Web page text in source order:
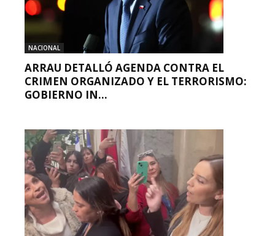
NACIONAL
ARRAU DETALLÓ AGENDA CONTRA EL
CRIMEN ORGANIZADO Y EL TERRORISMO:
GOBIERNO IN...